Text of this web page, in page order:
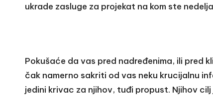
ukrade zasluge za projekat na kom ste
Pokušaće da vas pred nadređenima, ili pred
čak namerno sakriti od vas neku krucijalnu
jedini krivac za njihov, tuđi propust. Njihov